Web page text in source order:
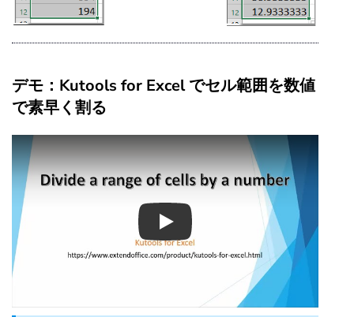
デモ：Kutools for Excel でセル範囲を数値
で素早く割る
Play